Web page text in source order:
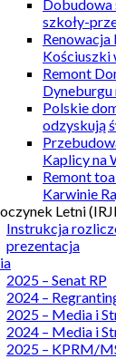
Dobudowa
szkoły-
Renowacja
Kościuszki
Remont
Polskie
odzyskują
Kaplicy na
Remont
Karwinie
Letni
Instrukcja
prezentacja
2025 – Senat RP
2024 –
2025 – Media i
2024 – Media i
2025 – KPRM/